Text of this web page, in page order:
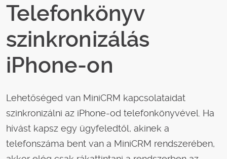
Telefonkönyv
szinkronizálás
iPhone-on
Lehetőséged van MiniCRM kapcsolataidat
szinkronizálni az iPhone-od telefonkönyvével. Ha
hívást kapsz egy ügyfeledtől, akinek a
telefonszáma bent van a MiniCRM rendszerében,